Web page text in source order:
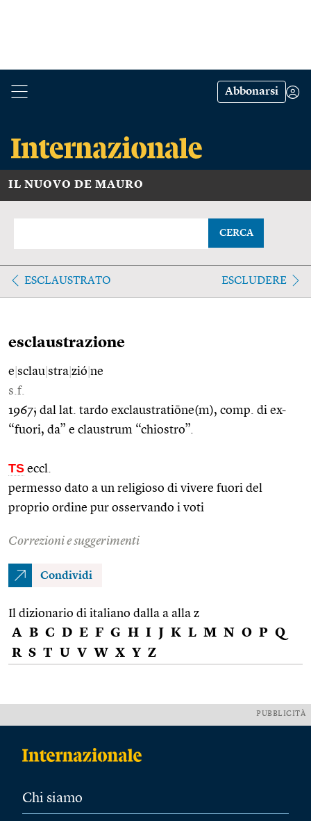
Abbonarsi
IL NUOVO DE MAURO
CERCA
ESCLAUSTRATO ESCLUDERE
esclaustrazione
e sclau stra zió ne
s.f.
1967; dal lat. tardo exclaustratiōne(m), comp. di ex-
“fuori, da” e claustrum “chiostro”.
TS eccl.
permesso dato a un religioso di vivere fuori del
proprio ordine pur osservando i voti
Correzioni e suggerimenti
Condividi
Il dizionario di italiano dalla a alla z
A B C D E F G H I J K L M N O P Q
R S T U V W X Y Z
PUBBLICITÀ
Chi siamo